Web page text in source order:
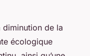
diminution de la
écologique